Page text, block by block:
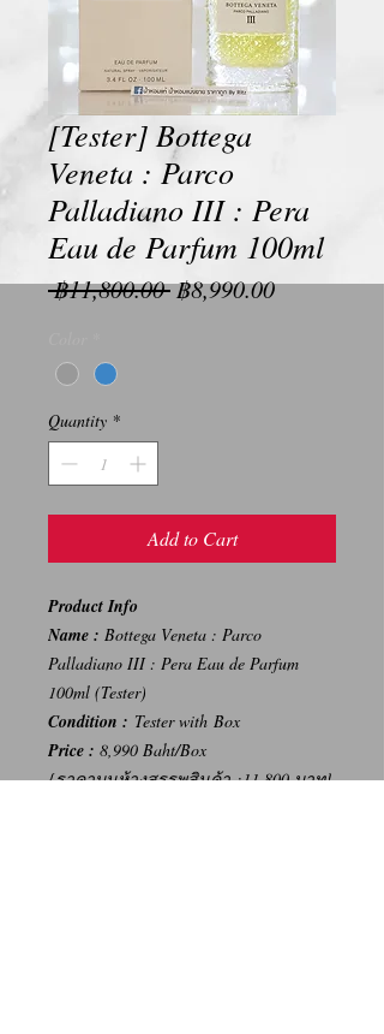
[Tester] Bottega
Veneta : Parco
Palladiano III : Pera
Eau de Parfum 100ml
฿11,800.00 Regular
฿8,990.00Sale
Quantity *
Add to Cart
Product Info
Name : Bottega Veneta : Parco
Palladiano III : Pera Eau de Parfum
100ml (Tester)
Condition : Tester with Box
Price : 8,990 Baht/Box
{ราคาบนห้างสรรพสินค้า :11,800 บาท}